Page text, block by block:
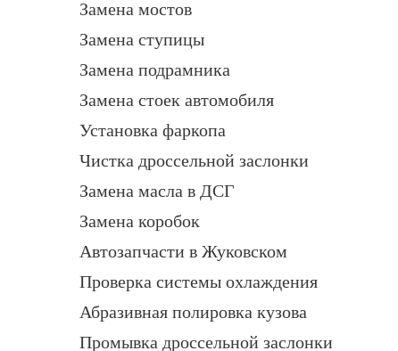
Замена мостов
Замена ступицы
Замена подрамника
Замена стоек автомобиля
Установка фаркопа
Чистка дроссельной заслонки
Замена масла в ДСГ
Замена коробок
Автозапчасти в Жуковском
Проверка системы охлаждения
Абразивная полировка кузова
Промывка дроссельной заслонки